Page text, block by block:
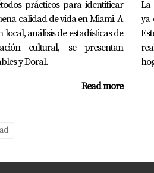
siguiente paso?
asegurar un futuro brillante en
prioridad; estoy aquí para
más seguros en
prácticos para identificar
calidad de vida en Miami. A
local, análisis de estadísticas de
cultural, se presentan
y Doral.
Read more
La
ya